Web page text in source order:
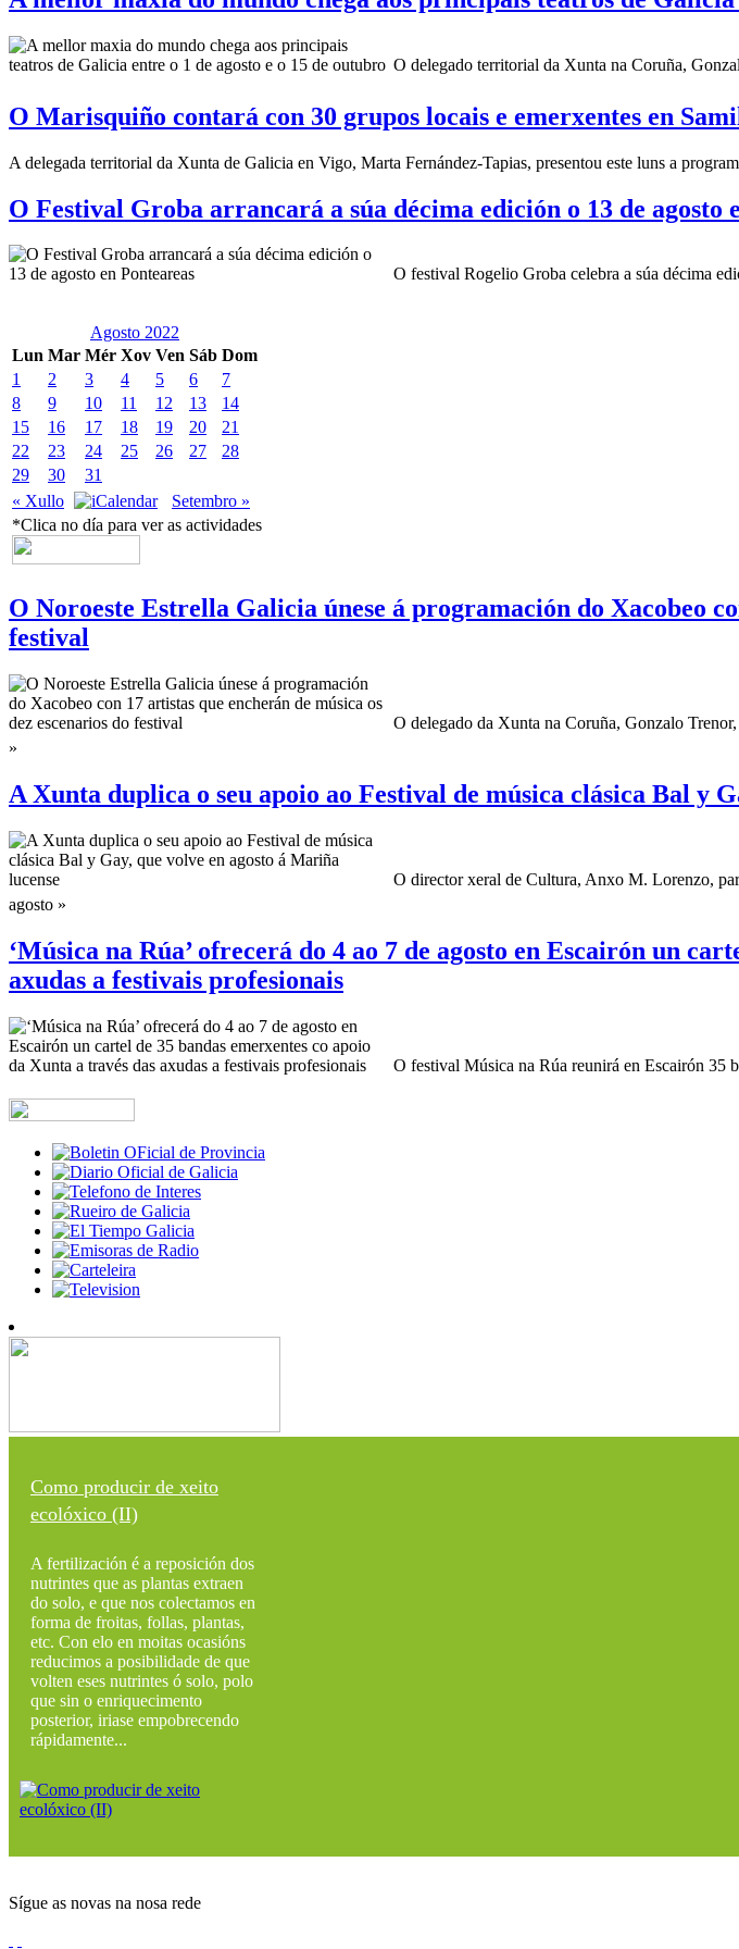
O delegado territorial da Xunta na Coruña,
O Marisquiño contará con 30 grupos locais e emerxentes en
A delegada territorial da Xunta de Galicia en Vigo, Marta Fernández-Tapias, presentou este luns a
O Festival Groba arrancará a súa décima edición o 13 de agosto
O festival Rogelio Groba celebra a súa décima
Agosto 2022
Lun Mar Mér Xov Ven Sáb Dom
1
2 3 4 5 6
7
8
9 10 11 12 13
14
15
16 17 18 19 20
21
22
23 24 25 26 27
28
29
30
31
« Xullo
Setembro »
*Clica no día para ver as actividades
O Noroeste Estrella Galicia únese á programación do Xacobeo
festival
O delegado da Xunta na Coruña, Gonzalo
»
A Xunta duplica o seu apoio ao Festival de música clásica Bal y
O director xeral de Cultura, Anxo M. Lorenzo,
agosto »
‘Música na Rúa’ ofrecerá do 4 ao 7 de agosto en Escairón un
axudas a festivais profesionais
O festival Música na Rúa reunirá en Escairón 35
Como producir de xeito
ecolóxico (II)
A fertilización é a reposición dos
nutrintes que as plantas extraen
do solo, e que nos colectamos en
forma de froitas, follas, plantas,
etc. Con elo en moitas ocasións
reducimos a posibilidade de que
volten eses nutrintes ó solo, polo
que sin o enriquecimento
posterior, iriase empobrecendo
rápidamente...
Sígue as novas na nosa rede